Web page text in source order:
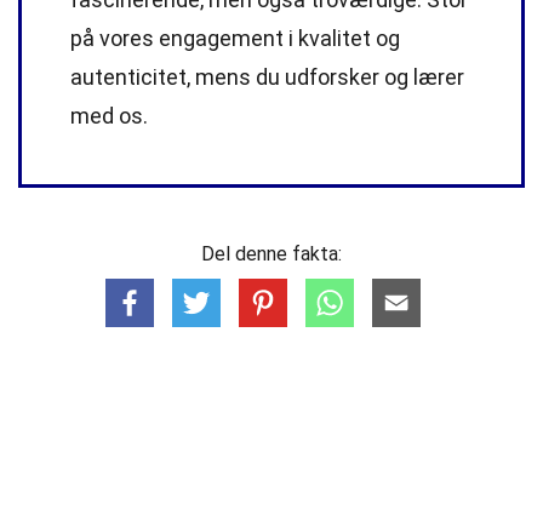
på vores engagement i kvalitet og
autenticitet, mens du udforsker og lærer
med os.
Del denne fakta: